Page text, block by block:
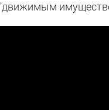
"движимым